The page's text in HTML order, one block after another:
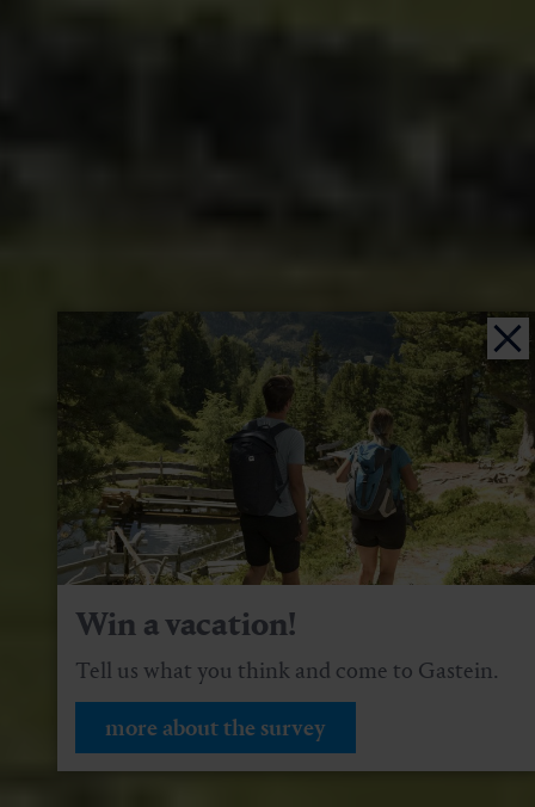
Win a vacation!
Tell us what you think and come to Gastein.
more about the survey